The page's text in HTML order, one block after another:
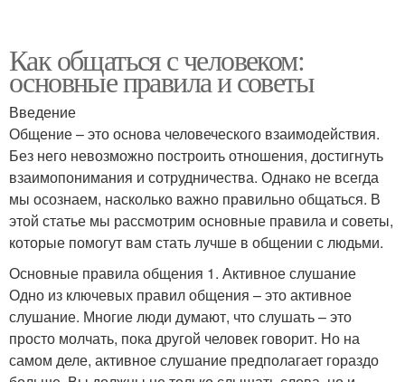
Как общаться с человеком:
основные правила и советы
Введение
Общение – это основа человеческого взаимодействия.
Без него невозможно построить отношения, достигнуть
взаимопонимания и сотрудничества. Однако не всегда
мы осознаем, насколько важно правильно общаться. В
этой статье мы рассмотрим основные правила и советы,
которые помогут вам стать лучше в общении с людьми.
Основные правила общения 1. Активное слушание
Одно из ключевых правил общения – это активное
слушание. Многие люди думают, что слушать – это
просто молчать, пока другой человек говорит. Но на
самом деле, активное слушание предполагает гораздо